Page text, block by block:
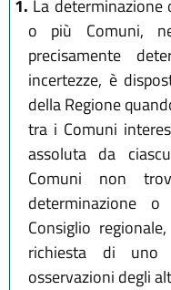
1. La
o più Comuni,
precisamente
incertezze, è
della Regione
tra i Comuni
assoluta da
Comuni non
determinazione
Consiglio
richiesta di uno
osservazioni degli